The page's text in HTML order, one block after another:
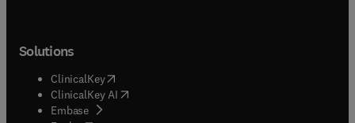
Solutions
ClinicalKey(opens in new tab/window
ClinicalKey AI opens in new tab/window
Embase( opens in new tab/window